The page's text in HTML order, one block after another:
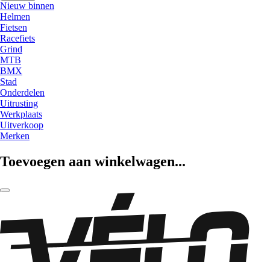
Nieuw binnen
Helmen
Fietsen
Racefiets
Grind
MTB
BMX
Stad
Onderdelen
Uitrusting
Werkplaats
Uitverkoop
Merken
Toevoegen aan winkelwagen...